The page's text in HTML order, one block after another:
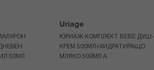
50МЛ
Uriage
ЮРИАЖ КОМПЛЕКТ БЕБЕ ДУШ-
КРЕМ 500МЛ+ХИДРАТИРАЩО
МЛЯКО 500МЛ A